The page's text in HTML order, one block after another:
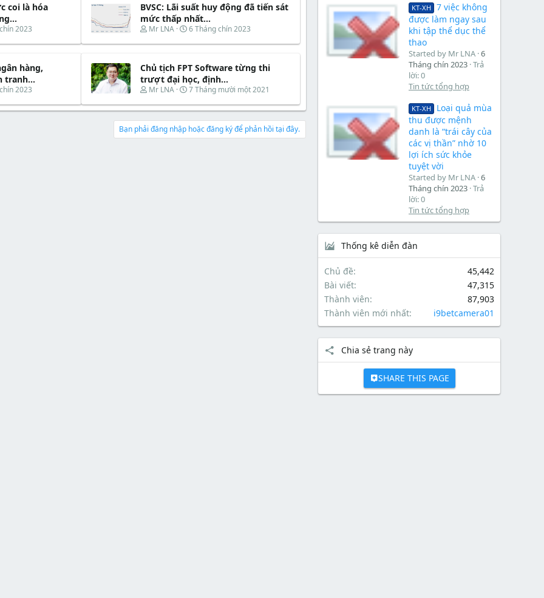
a
d
s
a
t
r
b
ắ
t
ầ
coi là hóa
2023
BVSC: Lãi suất huy động đã tiến sát
mức thấp nhất...
T
r
a
d
s
a
e
Mr LNA
N
à
b
ắ
t
ầ
6 Tháng chín 2023
hàng,
tranh...
2023
Chủ tịch FPT Software từng thi
trượt đại học, định...
T
r
a
d
Mr LNA
N
à
b
ắ
7 Tháng mười một 2021
Bạn phải đăng nhập hoặc đăng ký để phản hồi tại đây.
KT-XH
7 việc không
được làm ngay sau
khi tập thể dục thể
thao
Started by Mr LNA 6
Tháng chín 2023 Trả
lời: 0
Tin tức tổng hợp
KT-XH
Loại quả mùa
thu được mệnh
danh là “trái cây của
các vị thần” nhờ 10
lợi ích sức khỏe
tuyệt vời
Started by Mr LNA 6
Tháng chín 2023 Trả
lời: 0
Tin tức tổng hợp
Thống kê diễn đàn
Chủ đề
45,442
Bài viết
47,315
Thành viên
87,903
Thành viên mới nhất
i9betcamera01
Chia sẻ trang này
SHARE THIS PAGE